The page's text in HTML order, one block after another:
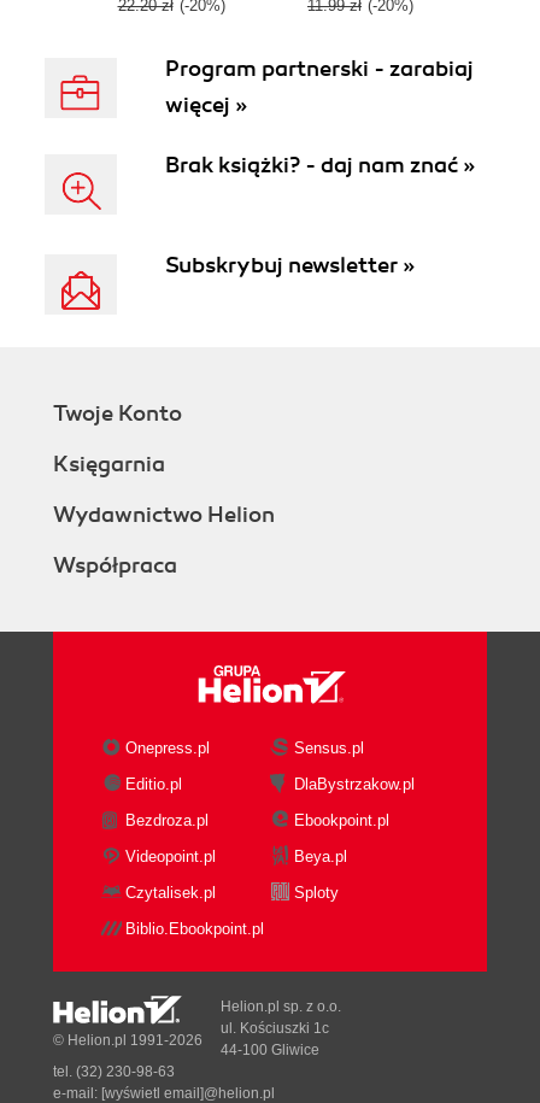
kulturalna,
upowszechniania
humanistycznych
wykorzystać
22.20 zł (-20%) 11.99 zł (-20%)
Program partnerski - zarabiaj
więcej »
Brak książki? - daj nam znać »
Subskrybuj newsletter »
Twoje Konto
Księgarnia
Wydawnictwo Helion
Współpraca
Onepress.pl
Sensus.pl
Editio.pl
DlaBystrzakow.pl
Bezdroza.pl
Ebookpoint.pl
Videopoint.pl
Beya.pl
Czytalisek.pl
Sploty
Biblio.Ebookpoint.pl
© Helion.pl 1991-2026
Helion.pl sp. z o.o.
ul. Kościuszki 1c
44-100 Gliwice
tel. (32) 230-98-63
e-mail: [wyświetl email]@helion.pl